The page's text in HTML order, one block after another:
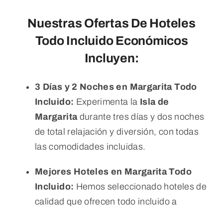
Nuestras Ofertas De Hoteles
Todo Incluido Económicos
Incluyen:
3 Días y 2 Noches en Margarita Todo
Incluido: Experimenta la Isla de
Margaritadurante tres días y dos noches
de total relajación y diversión, con todas
las comodidades incluidas.
Mejores Hoteles en Margarita Todo
Incluido: Hemos seleccionado hoteles de
calidad que ofrecen todo incluido a